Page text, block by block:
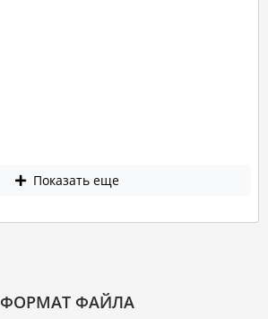
Показать еще
ФОРМАТ ФАЙЛА